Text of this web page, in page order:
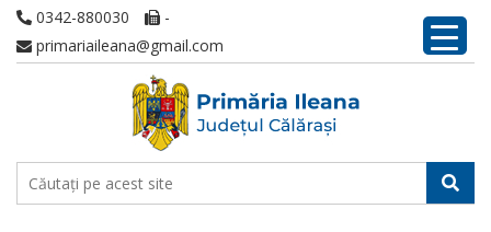
0342-880030
-
primariaileana@gmail.com